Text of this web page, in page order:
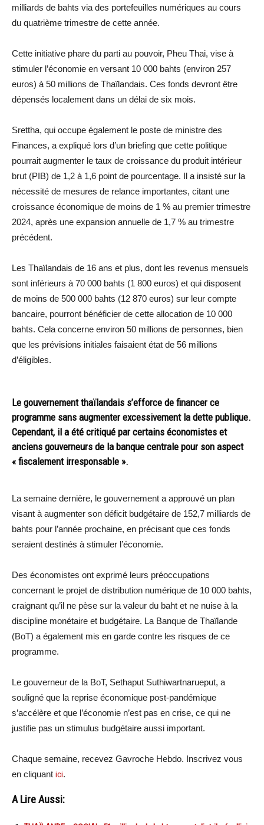
milliards de bahts via des portefeuilles numériques au cours
du quatrième trimestre de cette année.
Cette initiative phare du parti au pouvoir, Pheu Thai, vise à
stimuler l’économie en versant 10 000 bahts (environ 257
euros) à 50 millions de Thaïlandais. Ces fonds devront être
dépensés localement dans un délai de six mois.
Srettha, qui occupe également le poste de ministre des
Finances, a expliqué lors d’un briefing que cette politique
pourrait augmenter le taux de croissance du produit intérieur
brut (PIB) de 1,2 à 1,6 point de pourcentage. Il a insisté sur la
nécessité de mesures de relance importantes, citant une
croissance économique de moins de 1 % au premier trimestre
2024, après une expansion annuelle de 1,7 % au trimestre
précédent.
Les Thaïlandais de 16 ans et plus, dont les revenus mensuels
sont inférieurs à 70 000 bahts (1 800 euros) et qui disposent
de moins de 500 000 bahts (12 870 euros) sur leur compte
bancaire, pourront bénéficier de cette allocation de 10 000
bahts. Cela concerne environ 50 millions de personnes, bien
que les prévisions initiales faisaient état de 56 millions
d’éligibles.
Le gouvernement thaïlandais s’efforce de financer ce
programme sans augmenter excessivement la dette publique.
Cependant, il a été critiqué par certains économistes et
anciens gouverneurs de la banque centrale pour son aspect
« fiscalement irresponsable ».
La semaine dernière, le gouvernement a approuvé un plan
visant à augmenter son déficit budgétaire de 152,7 milliards de
bahts pour l’année prochaine, en précisant que ces fonds
seraient destinés à stimuler l’économie.
Des économistes ont exprimé leurs préoccupations
concernant le projet de distribution numérique de 10 000 bahts,
craignant qu’il ne pèse sur la valeur du baht et ne nuise à la
discipline monétaire et budgétaire. La Banque de Thaïlande
(BoT) a également mis en garde contre les risques de ce
programme.
Le gouverneur de la BoT, Sethaput Suthiwartnarueput, a
souligné que la reprise économique post-pandémique
s’accélère et que l’économie n’est pas en crise, ce qui ne
justifie pas un stimulus budgétaire aussi important.
Chaque semaine, recevez Gavroche Hebdo. Inscrivez vous
en cliquant ici.
A Lire Aussi: